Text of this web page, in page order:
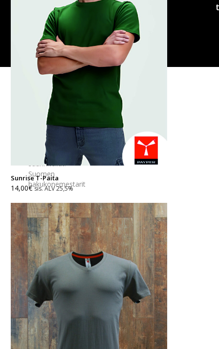
Sunrise T-Paita
14,00€ sis. ALV 25,5%
t
Copyright
Cameleon
Woocommerce-
verkkokaupan
suunnitellut:
Suomen
hakukonemestarit